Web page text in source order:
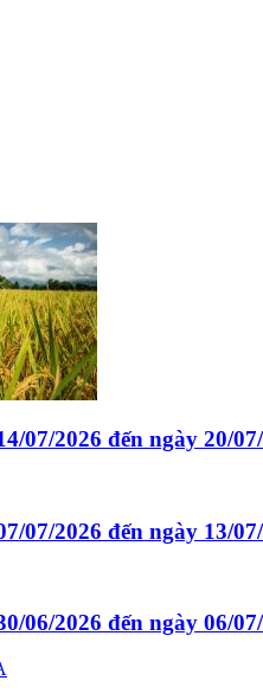
07/2026 đến ngày 20/
07/2026 đến ngày 13/
06/2026 đến ngày 06/